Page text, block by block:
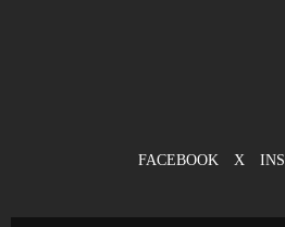
FACEBOOK X